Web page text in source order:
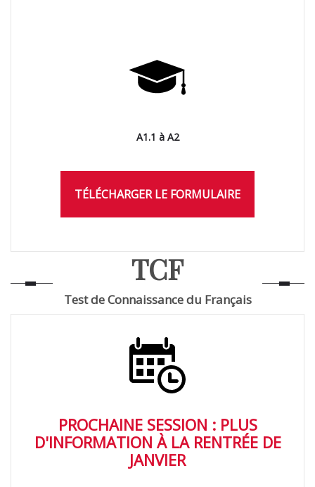
A1.1 à A2
TÉLÉCHARGER LE FORMULAIRE
TCF
Test de Connaissance du Français
PROCHAINE SESSION : PLUS
D'INFORMATION À LA RENTRÉE DE
JANVIER